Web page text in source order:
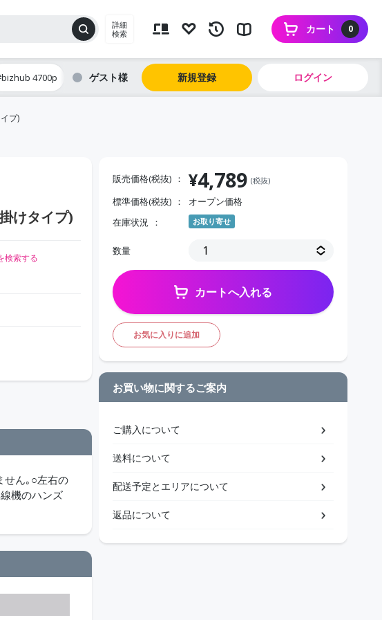
詳細
検索
0
カート
4700p ゲスト 新規登録 ログイン
プ)
けタイプ)
検索する
せん｡○左右の
機のハンズ
販売価格(税抜) ¥4,789 (税抜)
標準価格(税抜)
オープン価格
在庫状況
お取り寄せ
数量
カートへ入れる
お気に入りに追加
お買い物に関するご案内
ご購入について
送料について
配送予定とエリアについて
返品について